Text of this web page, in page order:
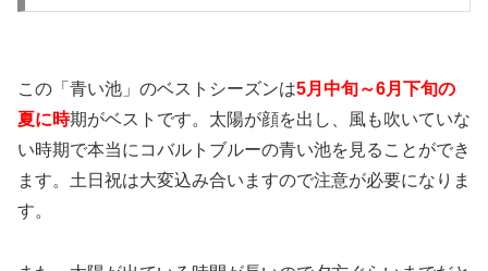
この「青い池」のベストシーズンは5月中旬～6月下旬の
夏に時期がベストです。太陽が顔を出し、風も吹いていな
い時期で本当にコバルトブルーの青い池を見ることができ
ます。土日祝は大変込み合いますので注意が必要になりま
す。